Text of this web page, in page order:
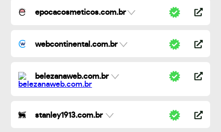
epocacosmeticos.com.br
webcontinental.com.br
belezanaweb.com.br
stanley1913.com.br